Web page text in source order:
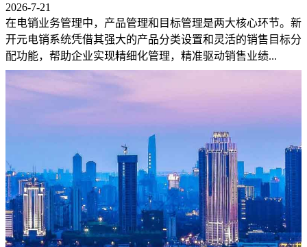
2026-7-21
在电销业务管理中，产品管理和目标管理是两大核心环节。新
开元电销系统凭借其强大的产品分类设置和灵活的销售目标分
配功能，帮助企业实现精细化管理，精准驱动销售业绩...